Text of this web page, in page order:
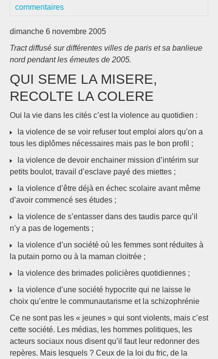
commentaires
dimanche 6 novembre 2005
Tract diffusé sur différentes villes de paris et sa banlieue
nord pendant les émeutes de 2005.
QUI SEME LA MISERE,
RECOLTE LA COLERE
Oui la vie dans les cités c’est la violence au quotidien :
la violence de se voir refuser tout emploi alors qu’on a
tous les diplômes nécessaires mais pas le bon profil ;
la violence de devoir enchainer mission d’intérim sur
petits boulot, travail d’esclave payé des miettes ;
la violence d’être déjà en échec scolaire avant même
d’avoir commencé ses études ;
la violence de s’entasser dans des taudis parce qu’il
n’y a pas de logements ;
la violence d’un société où les femmes sont réduites à
la putain porno ou à la maman cloitrée ;
la violence des brimades policières quotidiennes ;
la violence d’une société hypocrite qui ne laisse le
choix qu’entre le communautarisme et la schizophrénie
Ce ne sont pas les « jeunes » qui sont violents, mais c’est
cette société. Les médias, les hommes politiques, les
acteurs sociaux nous disent qu’il faut leur redonner des
repères. Mais lesquels ? Ceux de la loi du fric, de la